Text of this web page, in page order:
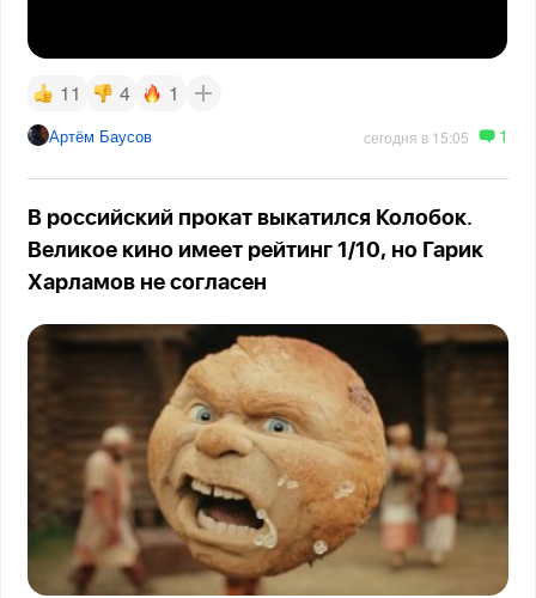
11 4 1
Артём Баусов сегодня в 15:05 1
В российский прокат выкатился Колобок.
Великое кино имеет рейтинг 1/10, но Гарик
Харламов не согласен